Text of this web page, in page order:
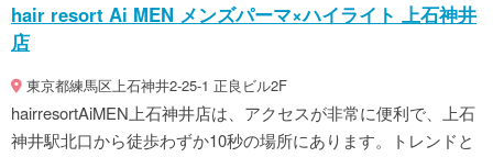
hair resort Ai MEN メンズパーマ×ハイライト 上石神井
店
東京都練馬区上石神井2-25-1 正良ビル2F
hairresortAiMEN上石神井店は、アクセスが非常に便利で、上石
神井駅北口から徒歩わずか10秒の場所にあります。トレンドと